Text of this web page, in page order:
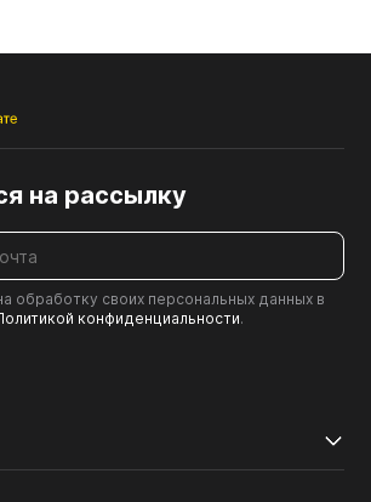
на рассылку
обработку своих персональных данных в
конфиденциальности.